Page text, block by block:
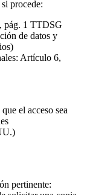
procede:
pág. 1 TTDSG
de datos y
Artículo 6,
el acceso sea
pertinente: